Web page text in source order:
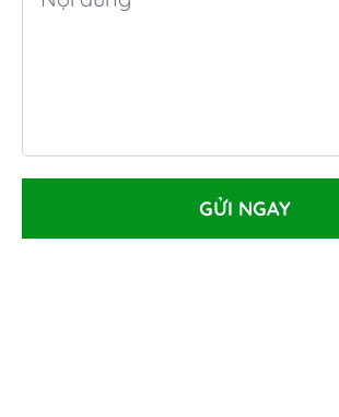
GỬI NGAY